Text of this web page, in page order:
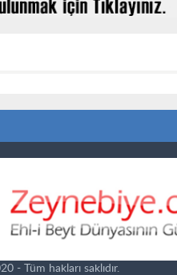
- Tüm hakları saklıdır.